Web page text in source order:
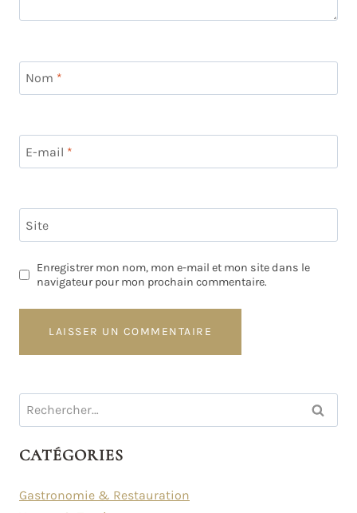
Nom *
E-mail *
Site
Enregistrer mon nom, mon e-mail et mon site dans le
navigateur pour mon prochain commentaire.
Rechercher :
CATÉGORIES
Gastronomie & Restauration